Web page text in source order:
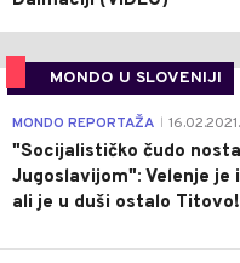
MONDO U SLOVENIJI
MONDO REPORTAŽA 16.02.2021.
"Socijalističko čudo
Jugoslavijom": Velenje je
ali je u duši ostalo Titovo!